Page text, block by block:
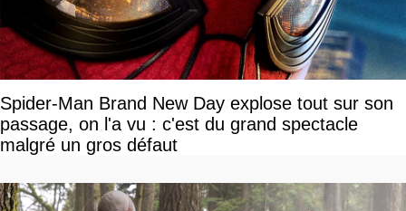
Spider-Man Brand New Day explose tout sur son
passage, on l'a vu : c'est du grand spectacle
malgré un gros défaut